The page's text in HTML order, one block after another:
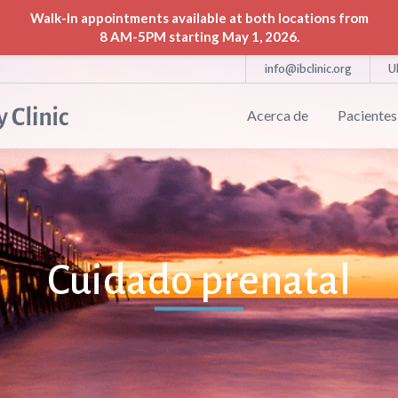
info@ibclinic.org
Acerca de Pacientes
Cuidado prenatal
Walk-In appointments available at both locations from
8 AM-5PM starting May 1, 2026.